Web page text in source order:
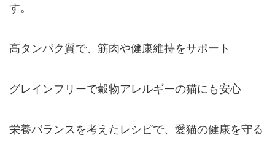
す。
高タンパク質で、筋肉や健康維持をサポート
グレインフリーで穀物アレルギーの猫にも安心
栄養バランスを考えたレシピで、愛猫の健康を守る